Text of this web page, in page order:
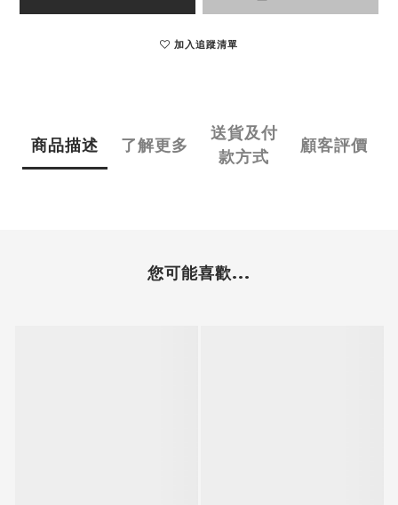
加入追蹤清單
商品描述 了解更多
送貨及付
款方式
顧客評價
您可能喜歡...